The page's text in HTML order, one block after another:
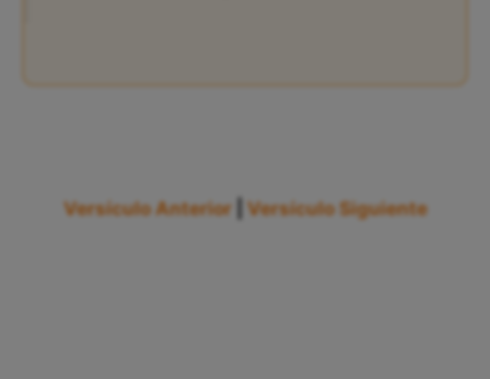
Versículo Anterior Versículo Siguiente